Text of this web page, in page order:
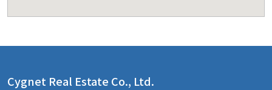
Cygnet Real Estate Co., Ltd.